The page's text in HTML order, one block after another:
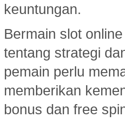
keuntungan.
Bermain slot
tentang strategi
pemain perlu
memberikan
bonus dan free